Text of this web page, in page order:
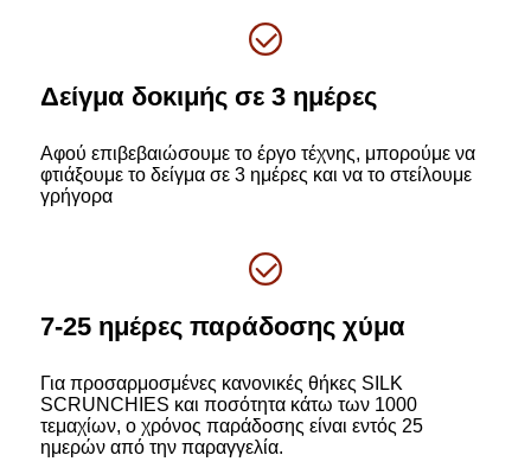
Δείγμα δοκιμής σε 3 ημέρες
Αφού επιβεβαιώσουμε το έργο τέχνης, μπορούμε να
φτιάξουμε το δείγμα σε 3 ημέρες και να το στείλουμε
γρήγορα
7-25 ημέρες παράδοσης χύμα
Για προσαρμοσμένες κανονικές θήκες SILK
SCRUNCHIES και ποσότητα κάτω των 1000
τεμαχίων, ο χρόνος παράδοσης είναι εντός 25
ημερών από την παραγγελία.